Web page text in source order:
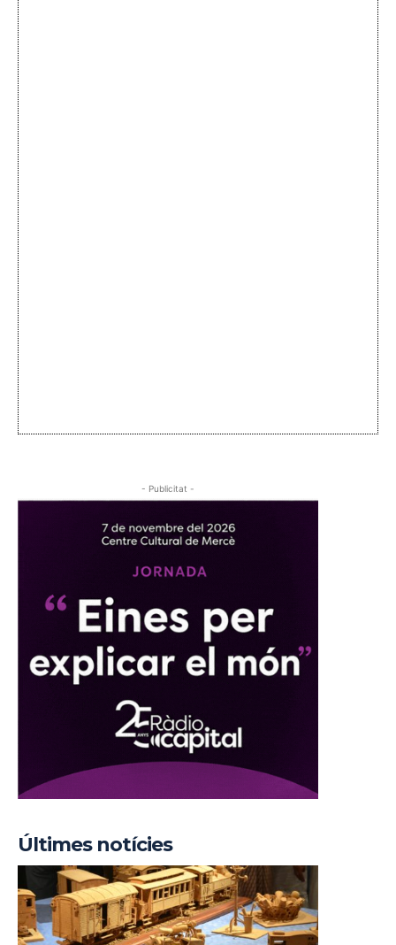
- Publicitat -
Últimes notícies